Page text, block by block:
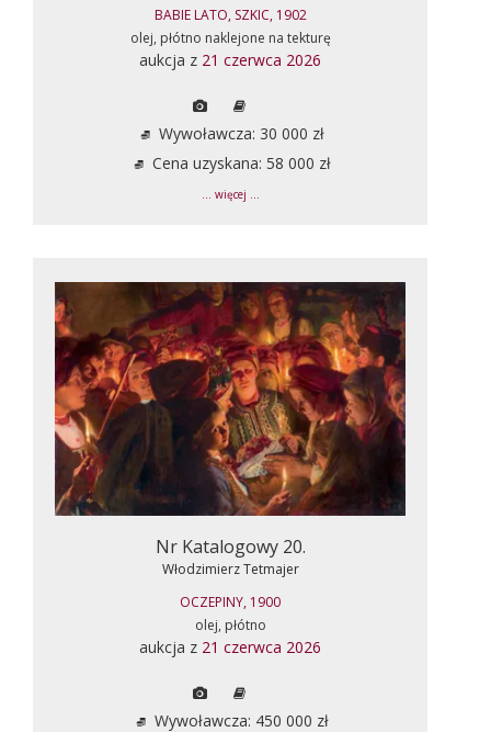
BABIE LATO, SZKIC, 1902
olej, płótno naklejone na tekturę
aukcja z 21 czerwca 2026
Wywoławcza: 30 000 zł
Cena uzyskana: 58 000 zł
... więcej ...
Nr Katalogowy 20.
Włodzimierz Tetmajer
OCZEPINY, 1900
olej, płótno
aukcja z 21 czerwca 2026
Wywoławcza: 450 000 zł